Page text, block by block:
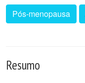
Pós-menopausa
Resumo